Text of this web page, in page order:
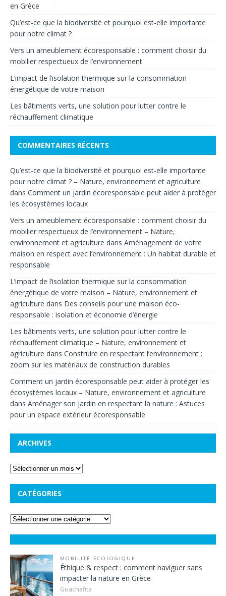
en Grèce
Qu’est-ce que la biodiversité et pourquoi est-elle importante
pour notre climat ?
Vers un ameublement écoresponsable : comment choisir du
mobilier respectueux de l’environnement
L’impact de l’isolation thermique sur la consommation
énergétique de votre maison
Les bâtiments verts, une solution pour lutter contre le
réchauffement climatique
COMMENTAIRES RÉCENTS
Qu’est-ce que la biodiversité et pourquoi est-elle importante
pour notre climat ? – Nature, environnement et agriculture
dans Comment un jardin écoresponsable peut aider à protéger
les écosystèmes locaux
Vers un ameublement écoresponsable : comment choisir du
mobilier respectueux de l’environnement – Nature,
environnement et agriculture dans Aménagement de votre
maison en respect avec l’environnement : Un habitat durable et
responsable
L’impact de l’isolation thermique sur la consommation
énergétique de votre maison – Nature, environnement et
agriculture dans Des conseils pour une maison éco-
responsable : isolation et économie d’énergie
Les bâtiments verts, une solution pour lutter contre le
réchauffement climatique – Nature, environnement et
agriculture dans Construire en respectant l’environnement :
zoom sur les matériaux de construction durables
Comment un jardin écoresponsable peut aider à protéger les
écosystèmes locaux – Nature, environnement et agriculture
dans Aménager son jardin en respectant la nature : Astuces
pour un espace extérieur écoresponsable
ARCHIVES
CATÉGORIES
MOBILITÉ ÉCOLOGIQUE
Éthique & respect : comment naviguer sans
impacter la nature en Grèce
Guachafita